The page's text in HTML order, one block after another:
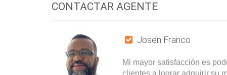
CONTACTAR AGENTE
Josen Franco
Mi mayor satisfacción es